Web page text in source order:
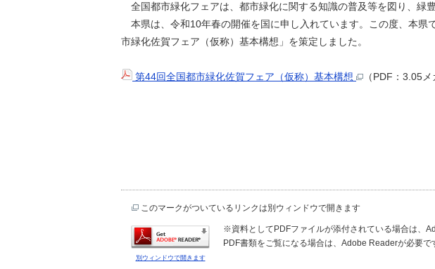
全国都市緑化フェアは、都市緑化に関する知識の普及等を図り、緑
本県は、令和10年春の開催を国に申し入れています。この度、本県
市緑化佐賀フェア（仮称）基本構想」を策定しました。
第44回全国都市緑化佐賀フェア（仮称）基本構想 （PDF：3.05メ
このマークがついているリンクは別ウィンドウで開きます
別ウィンドウで開きます
※資料としてPDFファイルが添付されている場合は、
PDF書類をご覧になる場合は、Adobe Readerが必要